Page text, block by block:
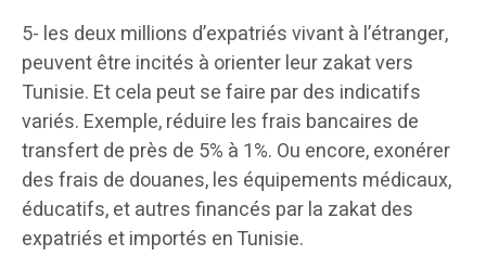
5- les deux millions d’expatriés vivant à l’étranger,
peuvent être incités à orienter leur zakat vers
Tunisie. Et cela peut se faire par des indicatifs
variés. Exemple, réduire les frais bancaires de
transfert de près de 5% à 1%. Ou encore, exonérer
des frais de douanes, les équipements médicaux,
éducatifs, et autres financés par la zakat des
expatriés et importés en Tunisie.